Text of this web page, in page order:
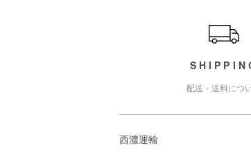
配送・送料につ
西濃運輸